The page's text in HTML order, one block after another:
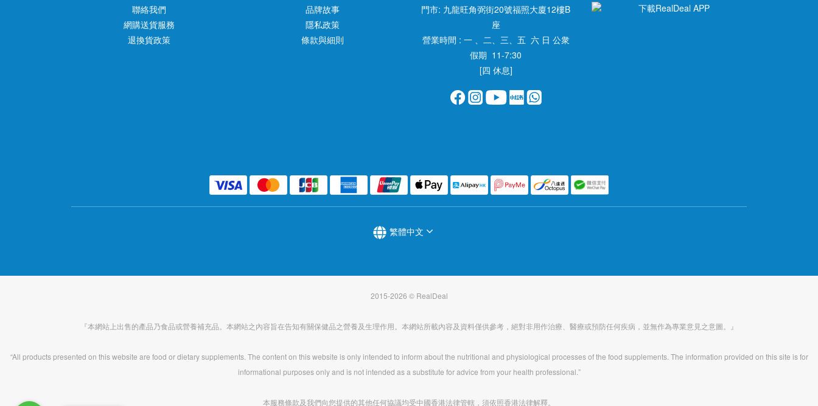
聯絡我們
網購送貨服務
退換貨政策
品牌故事
隱私政策
條款與細則
門市: 九龍旺角弼街20號福照大廈12樓B
座
營業時間 : 一 、二、三、五 六 日 公衆
假期 11-7:30
[四 休息]
繁體中文
2015-2026 © RealDeal
『本網站上出售的產品乃食品或營養補充品。本網站之內容旨在告知有關保健品之營養及生理作用。本網站所載內容及資料僅供參考，絕對非用作治療、醫療或預防任何疾病，並無作為專業意見之意圖。』
“All products presented on this website are food or dietary supplements. The content on this website is only intended to inform about the nutritional and physiological processes of the food supplements. The information provided on this site is for
informational purposes only and is not intended as a substitute for advice from your health professional.”
本服務條款及我們向您提供的其他任何協議均受中國香港法律管轄，須依照香港法律解釋。